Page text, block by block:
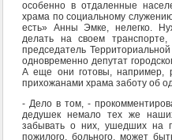
особенно в отдаленные
храма по социальному
есть» Анны Эмке, нелегко.
делать на своем
председатель
одновременно депутат
А еще они готовы, например,
прихожанами храма заботу об
- Дело в том, -
дедушек немало тех же
забывать о них, ушедших на
пожилого, больного, может